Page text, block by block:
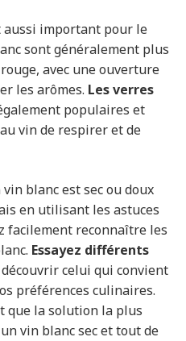
aussi important pour le
sont généralement plus
avec une ouverture
les arômes. Les verres
populaires et
vin de respirer et de
blanc est sec ou doux
en utilisant les astuces
facilement reconnaître les
Essayez différents
celui qui convient
préférences culinaires.
que la solution la plus
vin blanc sec et tout de